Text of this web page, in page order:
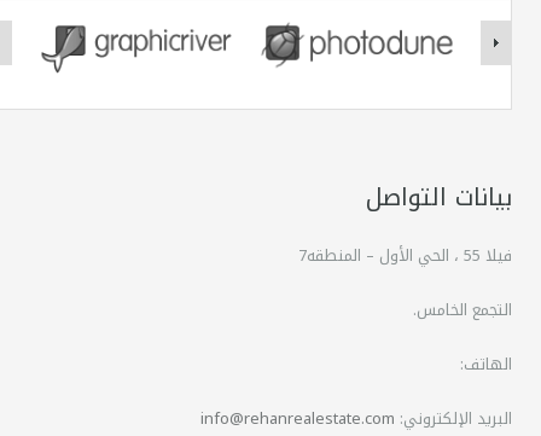
بيانات التواصل
فيلا 55 ، الحي الأول – المنطقه7
التجمع الخامس.
الهاتف:
البريد الإلكتروني:info@rehanrealestate.com